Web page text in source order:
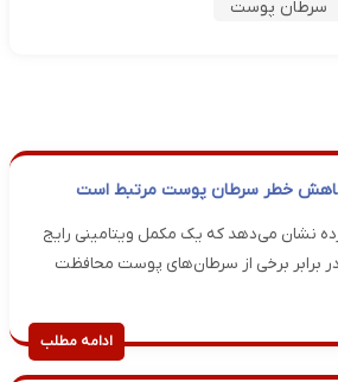
سرطان پوست
نشان می‌دهد که یک مکمل ویتامینی رایج
برخی از سرطان‌های پوست محافظت
ادامه مطلب